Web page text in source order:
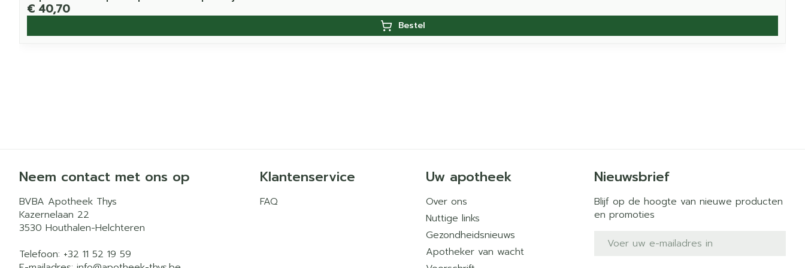
€ 40,70
Bestel
Neem contact met ons op
BVBA Apotheek Thys
Kazernelaan 22
3530 Houthalen-Helchteren
Telefoon: +32 11 52 19 59
Klantenservice
FAQ
Uw apotheek
Over ons
Nuttige links
Gezondheidsnieuws
Apotheker van wacht
Nieuwsbrief
Blijf op de hoogte van nieuwe producten
en promoties
E-mail adres